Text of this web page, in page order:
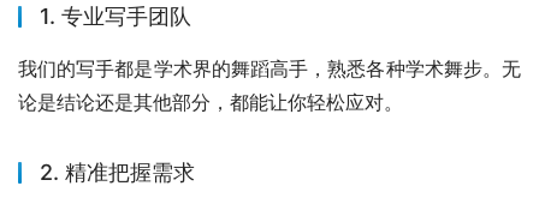
1. 专业写手团队
我们的写手都是学术界的舞蹈高手，熟悉各种学术舞步。无
论是结论还是其他部分，都能让你轻松应对。
2. 精准把握需求